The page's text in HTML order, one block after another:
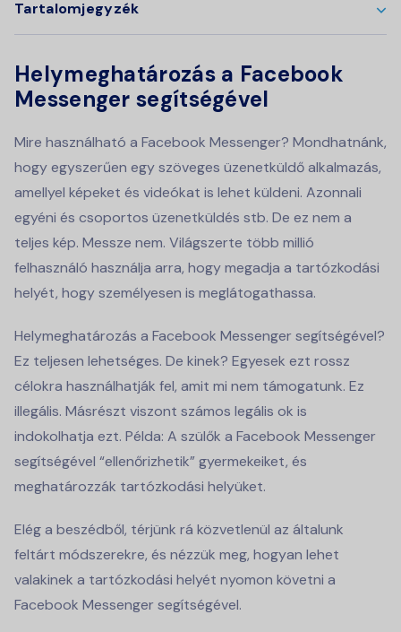
Tartalomjegyzék
Helymeghatározás a Facebook
Messenger segítségével
Mire használható a Facebook Messenger? Mondhatnánk,
hogy egyszerűen egy szöveges üzenetküldő alkalmazás,
amellyel képeket és videókat is lehet küldeni. Azonnali
egyéni és csoportos üzenetküldés stb. De ez nem a
teljes kép. Messze nem. Világszerte több millió
felhasználó használja arra, hogy megadja a tartózkodási
helyét, hogy személyesen is meglátogathassa.
Helymeghatározás a Facebook Messenger segítségével?
Ez teljesen lehetséges. De kinek? Egyesek ezt rossz
célokra használhatják fel, amit mi nem támogatunk. Ez
illegális. Másrészt viszont számos legális ok is
indokolhatja ezt. Példa: A szülők a Facebook Messenger
segítségével “ellenőrizhetik” gyermekeiket, és
meghatározzák tartózkodási helyüket.
Elég a beszédből, térjünk rá közvetlenül az általunk
feltárt módszerekre, és nézzük meg, hogyan lehet
valakinek a tartózkodási helyét nyomon követni a
Facebook Messenger segítségével.